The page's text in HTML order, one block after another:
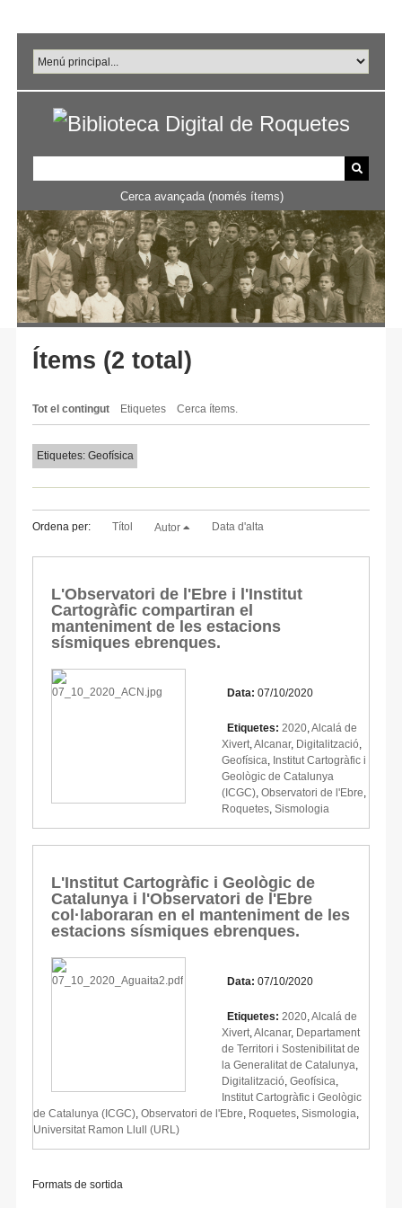
principal
Cerca avançada (només ítems)
Ítems (2 total)
Tot el contingut Etiquetes Cerca ítems.
Etiquetes: Geofísica
Ordena per: Títol Autor Data d'alta
L'Observatori de l'Ebre i l'Institut
Cartogràfic compartiran el
manteniment de les estacions
sísmiques ebrenques.
Data: 07/10/2020
Etiquetes: 2020 Alcalá de
Xivert Alcanar, Digitalització
Geofísica Institut Cartogràfic i
Geològic de Catalunya
(ICGC) Observatori de l'Ebre
Roquetes Sismologia
L'Institut Cartogràfic i Geològic de
Catalunya i l'Observatori de l'Ebre
col·laboraran en el manteniment de les
estacions sísmiques ebrenques.
Data: 07/10/2020
Etiquetes: 2020 Alcalá de
Xivert Alcanar, Departament
de Territori i Sostenibilitat de
la Generalitat de Catalunya
Digitalització Geofísica
Institut Cartogràfic i Geològic
de Catalunya (ICGC) Observatori de l'Ebre Roquetes Sismologia
Universitat Ramon Llull (URL)
Formats de sortida